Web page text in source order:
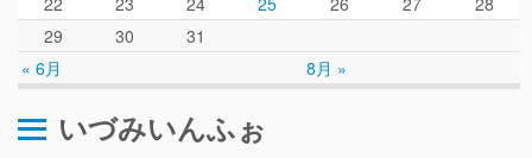
« 6月 8月 »
29
30 31
いづみいんふぉ